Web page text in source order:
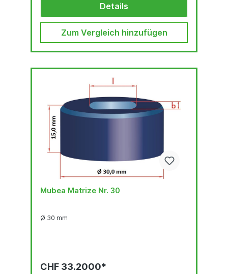
Details
Zum Vergleich hinzufügen
Mubea Matrize Nr. 30
Ø 30 mm
CHF 33.2000*